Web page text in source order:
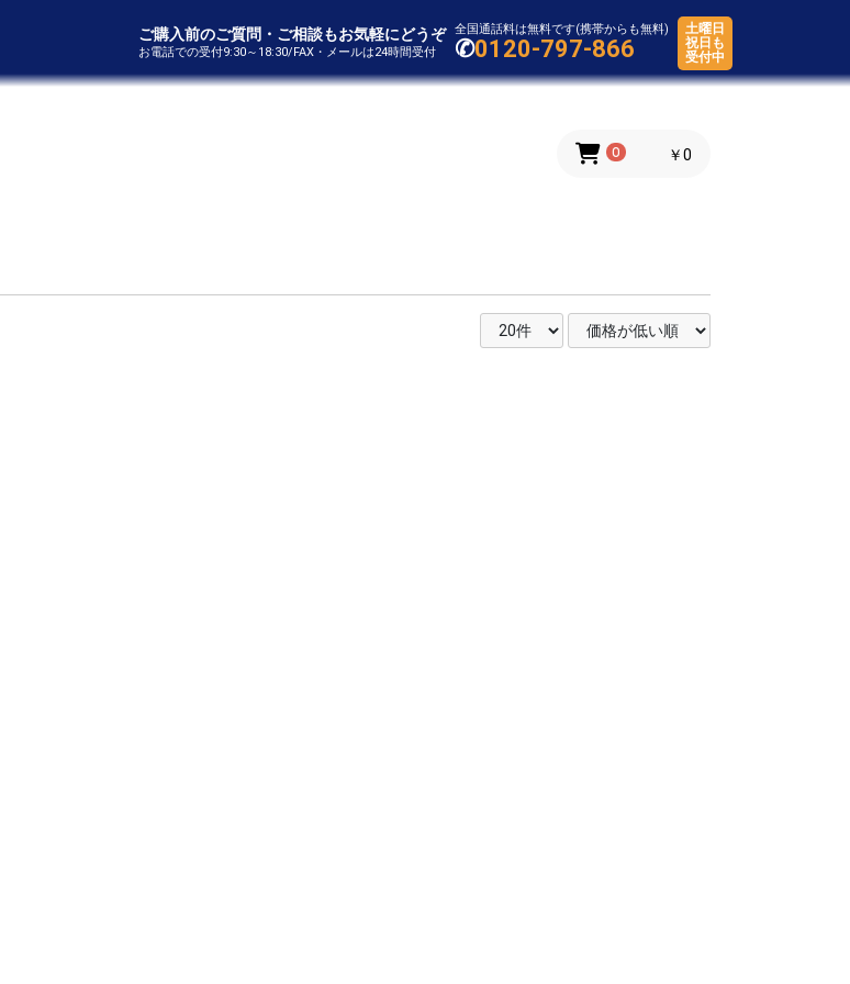
ご購入前のご質問・ご相談もお気軽にどうぞ
お電話での受付9:30～18:30/FAX・メールは24時間受付
全国通話料は無料です(携帯からも無料)
✆0120-797-866
土曜日
祝日も
受付中
0 ￥0